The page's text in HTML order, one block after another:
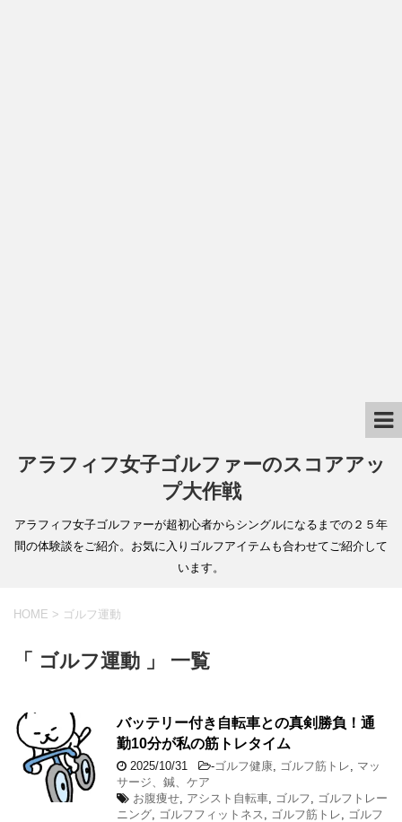
アラフィフ女子ゴルファーのスコアアッ
プ大作戦
アラフィフ女子ゴルファーが超初心者からシングルになるまでの２５年
間の体験談をご紹介。お気に入りゴルフアイテムも合わせてご紹介して
います。
HOME > ゴルフ運動
「 ゴルフ運動 」 一覧
バッテリー付き自転車との真剣勝負！通
勤10分が私の筋トレタイム
2025/10/31 -ゴルフ健康 ゴルフ筋トレ
マッ
サージ、鍼、ケア
お腹痩せ アシスト自転車 ゴルフ
ゴルフトレー
ニング
ゴルフフィットネス ゴルフ筋トレ
ゴルフ